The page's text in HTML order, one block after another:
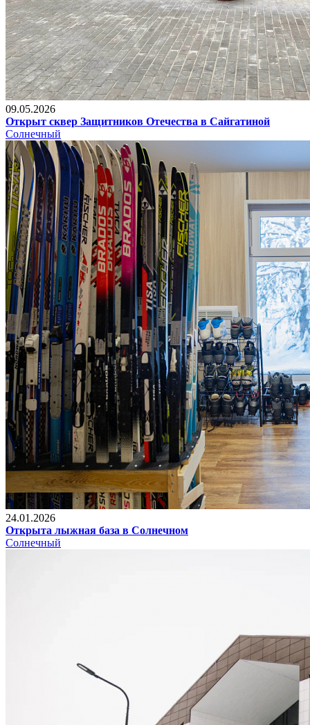
09.05.2026
Открыт сквер Защитников Отечества в Сайгатиной
Солнечный
24.01.2026
Открыта лыжная база в Солнечном
Солнечный